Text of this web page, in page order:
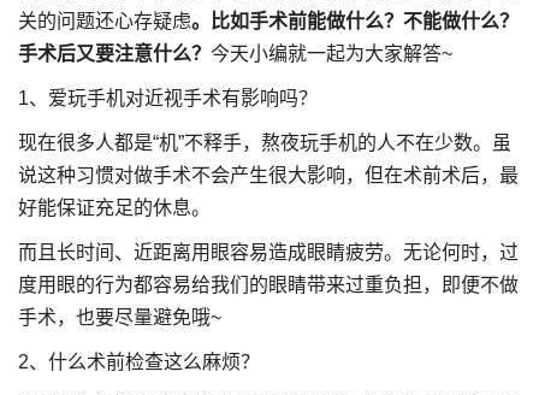
关的问题还心存疑虑。比如手术前能做什么？不能做什么？
手术后又要注意什么？ 今天小编就一起为大家解答~
1、爱玩手机对近视手术有影响吗？
现在很多人都是“机”不释手，熬夜玩手机的人不在少数。虽
说这种习惯对做手术不会产生很大影响，但在术前术后，最
好能保证充足的休息。
而且长时间、近距离用眼容易造成眼睛疲劳。无论何时，过
度用眼的行为都容易给我们的眼睛带来过重负担，即便不做
手术，也要尽量避免哦~
2、什么术前检查这么麻烦？